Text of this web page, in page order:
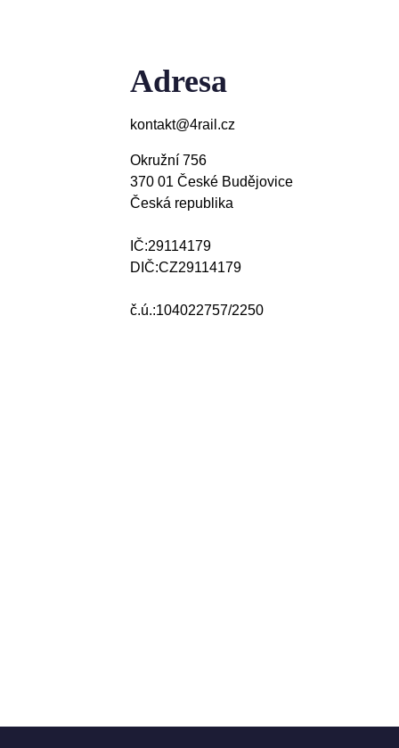
Adresa
kontakt@4rail.cz
Okružní 756
370 01 České Budějovice
Česká republika
IČ:29114179
DIČ:CZ29114179
č.ú.:104022757/2250